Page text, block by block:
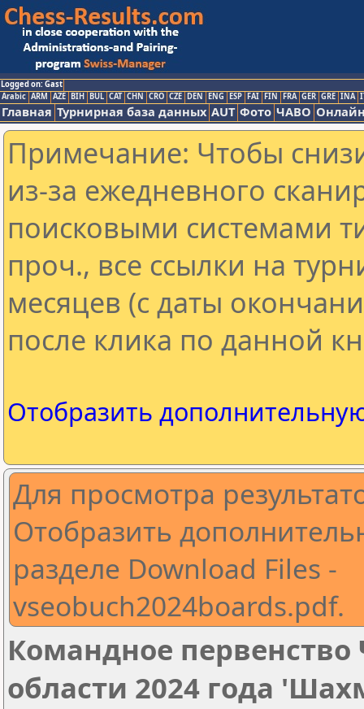
Logged on: Gast
Arabic ARM AZE BIH BUL CAT CHN CRO CZE DEN ENG ESP FAI FIN FRA GER GRE INA
Главная Турнирная база данных AUT Фото ЧАВО
Примечание: Чтобы
из-за ежедневного
поисковыми системами
проч., все ссылки на
месяцев (с даты
после клика по данной
Отобразить
Для просмотра
Отобразить
разделе Download Files -
vseobuch2024boards.pdf.
Командное
области 2024 года